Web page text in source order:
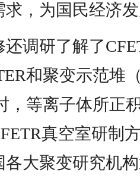
，为国民经济
还调研了解了
和聚变示范堆
，等离子体所正
真空室研制
大聚变研究机